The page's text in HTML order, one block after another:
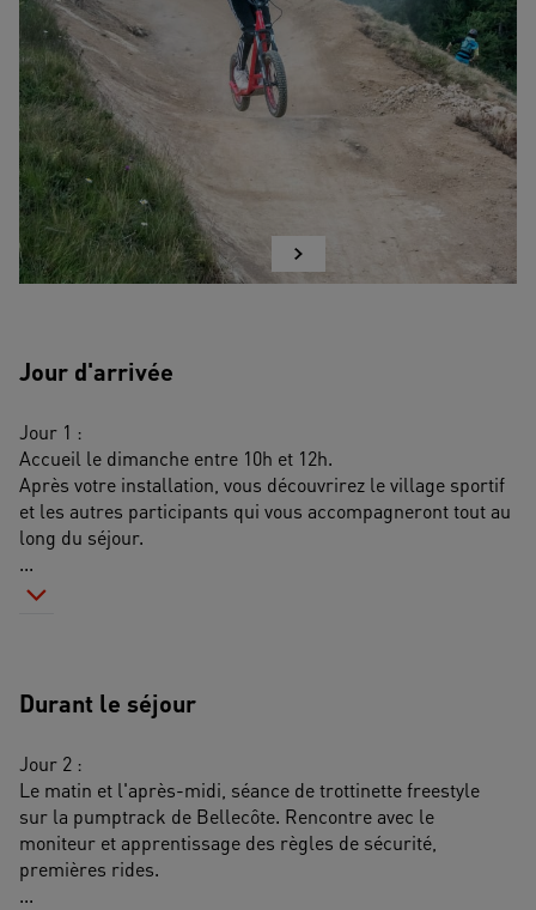
Jour d'arrivée
Jour 1 :
Accueil le dimanche entre 10h et 12h.
Après votre installation, vous découvrirez le village sportif
et les autres participants qui vous accompagneront tout au
long du séjour.
...
Durant le séjour
Jour 2 :
Le matin et l'après-midi, séance de trottinette freestyle
sur la pumptrack de Bellecôte. Rencontre avec le
moniteur et apprentissage des règles de sécurité,
premières rides.
...